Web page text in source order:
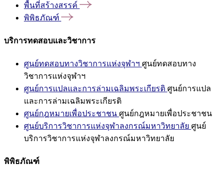
พื้นที่สร้างสรรค์
พิพิธภัณฑ์
บริการทดสอบและวิชาการ
ศูนย์ทดสอบทางวิชาการแห่งจุฬาฯ ศูนย์ทดสอบทาง
วิชาการแห่งจุฬาฯ
ศูนย์การแปลและการล่ามเฉลิมพระเกียรติ ศูนย์การแปล
และการล่ามเฉลิมพระเกียรติ
ศูนย์กฎหมายเพื่อประชาชน ศูนย์กฎหมายเพื่อประชาชน
ศูนย์บริการวิชาการแห่งจุฬาลงกรณ์มหาวิทยาลัย ศูนย์
บริการวิชาการแห่งจุฬาลงกรณ์มหาวิทยาลัย
พิพิธภัณฑ์